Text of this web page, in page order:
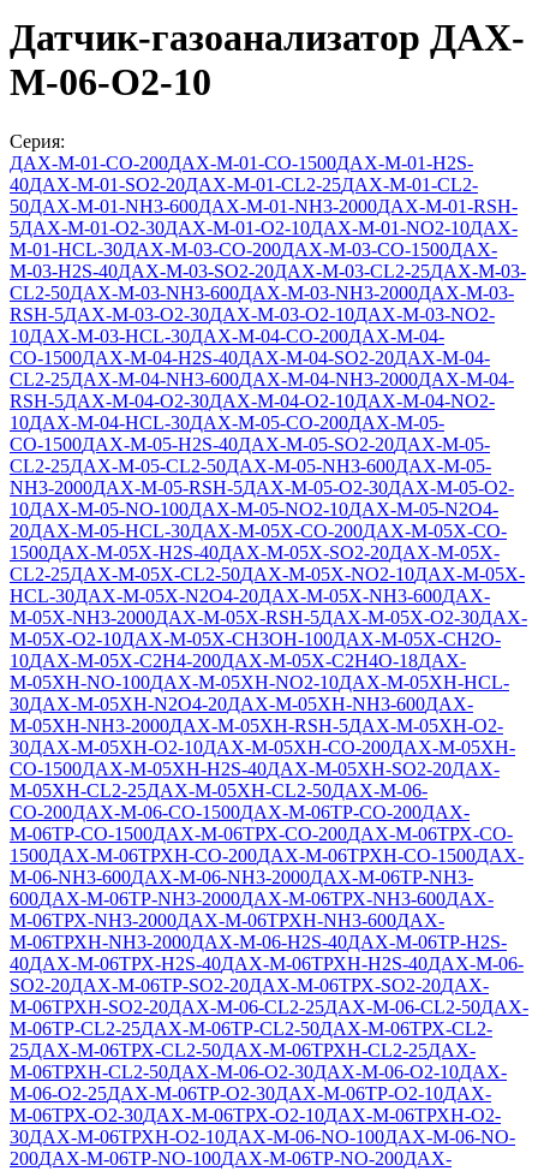
Датчик-газоанализатор ДАХ-
М-06-O2-10
Серия:
ДАХ-М-01-СО-200ДАХ-М-01-СО-1500ДАХ-М-01-Н2S-
40ДАХ-М-01-SO2-20ДАХ-М-01-CL2-25ДАХ-М-01-CL2-
50ДАХ-М-01-NH3-600ДАХ-М-01-NH3-2000ДАХ-М-01-RSH-
5ДАХ-М-01-O2-30ДАХ-М-01-O2-10ДАХ-М-01-NO2-10ДАХ-
М-01-HCL-30ДАХ-М-03-СО-200ДАХ-М-03-СО-1500ДАХ-
М-03-Н2S-40ДАХ-М-03-SO2-20ДАХ-М-03-CL2-25ДАХ-М-03-
CL2-50ДАХ-М-03-NH3-600ДАХ-М-03-NH3-2000ДАХ-М-03-
RSH-5ДАХ-М-03-O2-30ДАХ-М-03-O2-10ДАХ-М-03-NO2-
10ДАХ-М-03-HCL-30ДАХ-М-04-СО-200ДАХ-М-04-
СО-1500ДАХ-М-04-Н2S-40ДАХ-М-04-SO2-20ДАХ-М-04-
CL2-25ДАХ-М-04-NH3-600ДАХ-М-04-NH3-2000ДАХ-М-04-
RSH-5ДАХ-М-04-O2-30ДАХ-М-04-O2-10ДАХ-М-04-NO2-
10ДАХ-М-04-HCL-30ДАХ-М-05-СО-200ДАХ-М-05-
СО-1500ДАХ-М-05-H2S-40ДАХ-М-05-SO2-20ДАХ-М-05-
CL2-25ДАХ-М-05-CL2-50ДАХ-М-05-NH3-600ДАХ-М-05-
NH3-2000ДАХ-М-05-RSH-5ДАХ-М-05-O2-30ДАХ-М-05-O2-
10ДАХ-М-05-NO-100ДАХ-М-05-NO2-10ДАХ-М-05-N2O4-
20ДАХ-М-05-HCL-30ДАХ-М-05Х-CO-200ДАХ-М-05Х-CO-
1500ДАХ-М-05Х-H2S-40ДАХ-М-05Х-SO2-20ДАХ-М-05Х-
CL2-25ДАХ-М-05Х-CL2-50ДАХ-М-05Х-NO2-10ДАХ-М-05Х-
HCL-30ДАХ-М-05Х-N2O4-20ДАХ-М-05Х-NH3-600ДАХ-
М-05Х-NH3-2000ДАХ-М-05Х-RSH-5ДАХ-М-05Х-O2-30ДАХ-
М-05Х-O2-10ДАХ-М-05Х-CH3OH-100ДАХ-М-05Х-CH2O-
10ДАХ-М-05Х-C2H4-200ДАХ-М-05Х-C2H4O-18ДАХ-
М-05ХН-NO-100ДАХ-М-05ХН-NO2-10ДАХ-М-05ХН-HCL-
30ДАХ-М-05ХН-N2O4-20ДАХ-М-05ХН-NH3-600ДАХ-
М-05ХН-NH3-2000ДАХ-М-05ХН-RSH-5ДАХ-М-05ХН-O2-
30ДАХ-М-05ХН-O2-10ДАХ-М-05ХН-CO-200ДАХ-М-05ХН-
CO-1500ДАХ-М-05ХН-H2S-40ДАХ-М-05ХН-SO2-20ДАХ-
М-05ХН-CL2-25ДАХ-М-05ХН-CL2-50ДАХ-М-06-
СО-200ДАХ-М-06-СО-1500ДАХ-М-06ТР-CO-200ДАХ-
М-06ТР-CO-1500ДАХ-М-06ТРХ-CO-200ДАХ-М-06ТРХ-CO-
1500ДАХ-М-06ТРХН-CO-200ДАХ-М-06ТРХН-CO-1500ДАХ-
М-06-NH3-600ДАХ-М-06-NH3-2000ДАХ-М-06ТР-NH3-
600ДАХ-М-06ТР-NH3-2000ДАХ-М-06ТРХ-NH3-600ДАХ-
М-06ТРХ-NH3-2000ДАХ-М-06ТРХН-NH3-600ДАХ-
М-06ТРХН-NH3-2000ДАХ-М-06-Н2S-40ДАХ-М-06ТР-Н2S-
40ДАХ-М-06ТРХ-H2S-40ДАХ-М-06ТРХН-H2S-40ДАХ-М-06-
SO2-20ДАХ-М-06ТР-SO2-20ДАХ-М-06ТРХ-SO2-20ДАХ-
М-06ТРХН-SO2-20ДАХ-М-06-CL2-25ДАХ-М-06-CL2-50ДАХ-
М-06ТР-CL2-25ДАХ-М-06ТР-CL2-50ДАХ-М-06ТРХ-CL2-
25ДАХ-М-06ТРХ-CL2-50ДАХ-М-06ТРХН-CL2-25ДАХ-
М-06ТРХН-CL2-50ДАХ-М-06-O2-30ДАХ-М-06-O2-10ДАХ-
М-06-O2-25ДАХ-М-06ТР-O2-30ДАХ-М-06ТР-O2-10ДАХ-
М-06ТРХ-O2-30ДАХ-М-06ТРХ-O2-10ДАХ-М-06ТРХН-O2-
30ДАХ-М-06ТРХН-O2-10ДАХ-М-06-NO-100ДАХ-М-06-NO-
200ДАХ-М-06ТР-NO-100ДАХ-М-06ТР-NO-200ДАХ-